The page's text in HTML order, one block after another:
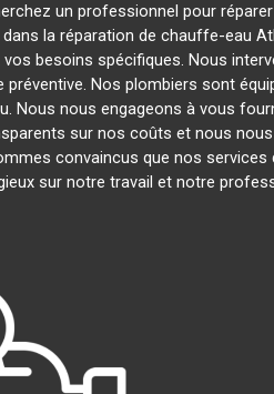
un professionnel pour
dans la réparation de chauffe-eau
vos besoins spécifiques. Nous
préventive. Nos plombiers sont
Nous nous engageons à vous
sur nos coûts et nous
convaincus que nos
sur notre travail et notre